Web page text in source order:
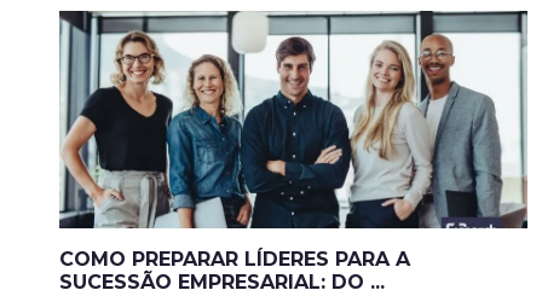
COMO PREPARAR LÍDERES PARA A
SUCESSÃO EMPRESARIAL: DO ...